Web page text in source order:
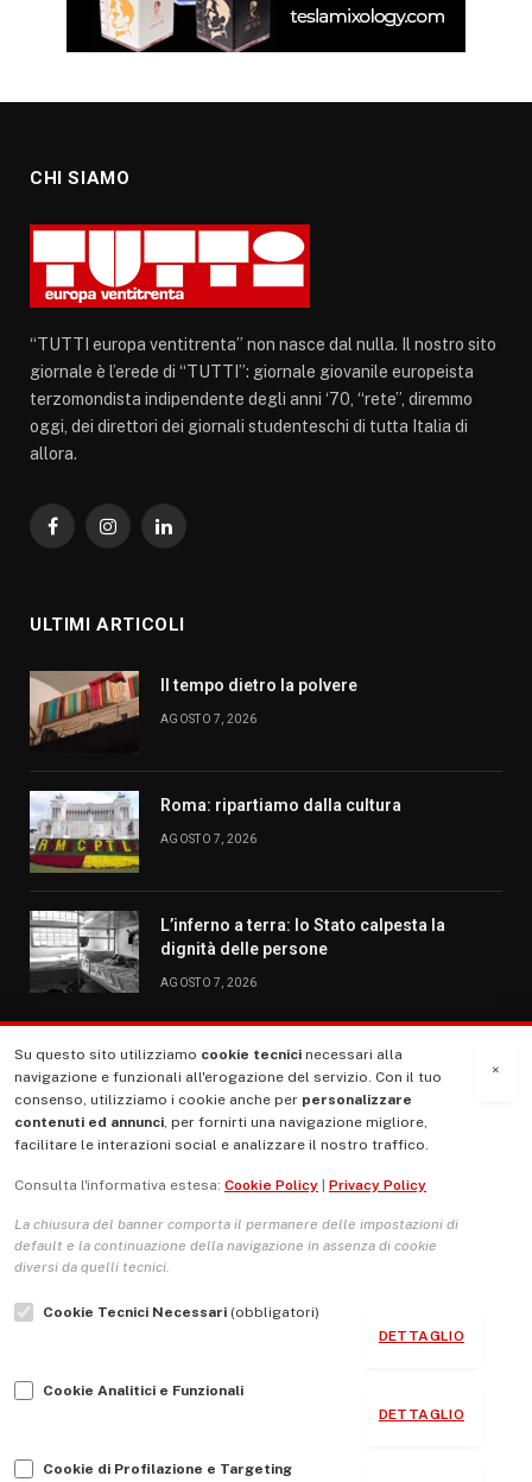
CHI SIAMO
“TUTTI europa ventitrenta” non nasce dal nulla. Il nostro sito
giornale è l’erede di “TUTTI”: giornale giovanile europeista
terzomondista indipendente degli anni ‘70, “rete”, diremmo
oggi, dei direttori dei giornali studenteschi di tutta Italia di
allora.
FacebookInstagramLinkedIn
ULTIMI ARTICOLI
Il tempo dietro la polvere
AGOSTO 7, 2026
Roma: ripartiamo dalla cultura
AGOSTO 7, 2026
L’inferno a terra: lo Stato calpesta la
dignità delle persone
AGOSTO 7, 2026
MENU
La Nostra Storia
Le Copertine
L’Associazione
Indirizzo Socio Politico Culturale
Guida per le autrici e gli autori
×
Su questo sito utilizziamo cookie tecnici necessari alla
navigazione e funzionali all'erogazione del servizio. Con il tuo
consenso, utilizziamo i cookie anche per personalizzare
contenuti ed annunci, per fornirti una navigazione migliore,
facilitare le interazioni social e analizzare il nostro traffico.
Consulta l'informativa estesa: Cookie Policy Privacy Policy
La chiusura del banner comporta il permanere delle impostazioni di
default e la continuazione della navigazione in assenza di cookie
diversi da quelli tecnici.
Cookie Tecnici Necessari (obbligatori)
DETTAGLIO
Cookie Analitici e Funzionali
DETTAGLIO
Cookie di Profilazione e Targeting